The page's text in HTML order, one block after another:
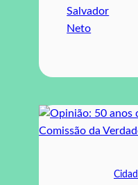
Salvador
Neto